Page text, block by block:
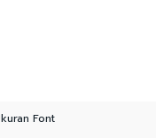
Font